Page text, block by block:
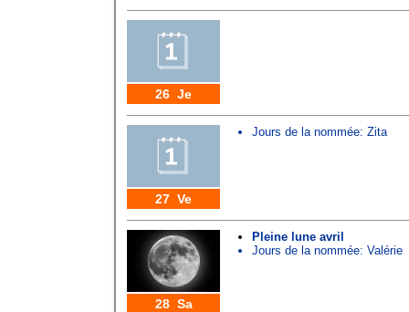
26 Je
27 Ve
Jours de la nommée: Zita
28 Sa
Pleine lune avril
Jours de la nommée: Valérie